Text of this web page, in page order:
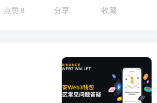
点赞8 分享 收藏